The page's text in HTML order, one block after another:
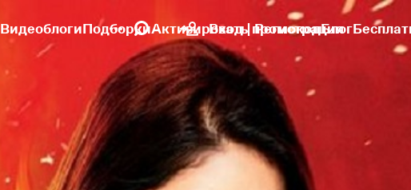
ВидеоблогиПодборкиАктивировать промокодБлог
Вход | Регистрация